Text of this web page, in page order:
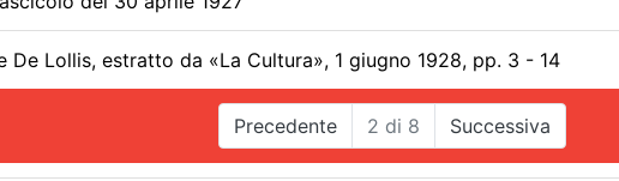
De Lollis, estratto da «La Cultura», 1 giugno 1928, pp. 3 - 14
Precedente 2 di 8 Successiva